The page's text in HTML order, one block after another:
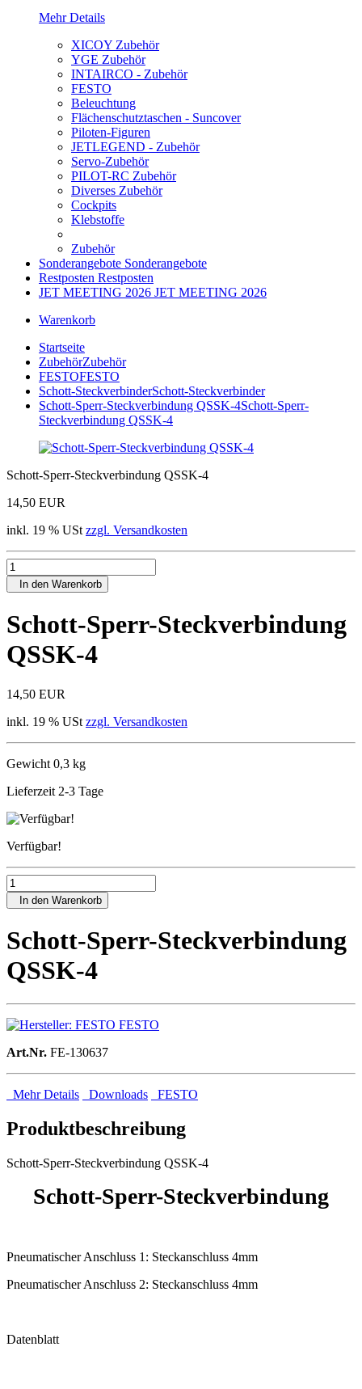
Mehr Details
XICOY Zubehör
YGE Zubehör
INTAIRCO - Zubehör
FESTO
Beleuchtung
Flächenschutztaschen - Suncover
Piloten-Figuren
JETLEGEND - Zubehör
Servo-Zubehör
PILOT-RC Zubehör
Diverses Zubehör
Cockpits
Klebstoffe
Zubehör
Sonderangebote Sonderangebote
Restposten Restposten
JET MEETING 2026 JET MEETING 2026
Warenkorb
Startseite
ZubehörZubehör
FESTOFESTO
Schott-SteckverbinderSchott-Steckverbinder
Schott-Sperr-Steckverbindung QSSK-4Schott-Sperr-
Steckverbindung QSSK-4
Schott-Sperr-Steckverbindung QSSK-4
14,50 EUR
inkl. 19 % USt zzgl. Versandkosten
In den Warenkorb
Schott-Sperr-Steckverbindung
QSSK-4
14,50 EUR
inkl. 19 % USt zzgl. Versandkosten
Gewicht 0,3 kg
Lieferzeit 2-3 Tage
Verfügbar!
In den Warenkorb
Schott-Sperr-Steckverbindung
QSSK-4
FESTO
Art.Nr. FE-130637
Mehr Details Downloads FESTO
Produktbeschreibung
Schott-Sperr-Steckverbindung QSSK-4
Schott-Sperr-Steckverbindung
Pneumatischer Anschluss 1: Steckanschluss 4mm
Pneumatischer Anschluss 2: Steckanschluss 4mm
Datenblatt